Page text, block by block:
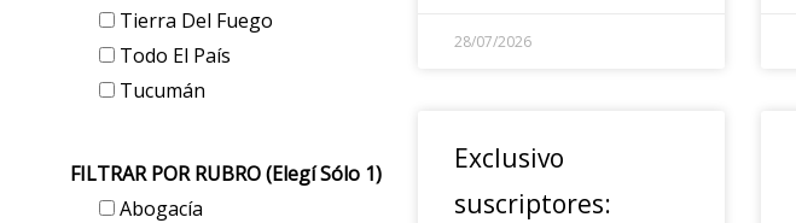
Tierra Del Fuego
Todo El País
Tucumán
FILTRAR POR RUBRO (elegí Sólo 1)
Abogacía
28/07/2026
Exclusivo
suscriptores: